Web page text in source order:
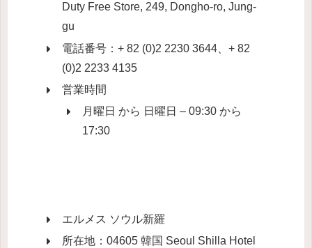
Duty Free Store, 249, Dongho-ro, Jung-
gu
電話番号：+ 82 (0)2 2230 3644、+ 82
(0)2 2233 4135
営業時間
月曜日 から 日曜日 – 09:30 から
17:30
エルメス ソウル新羅
所在地：04605 韓国 Seoul Shilla Hotel